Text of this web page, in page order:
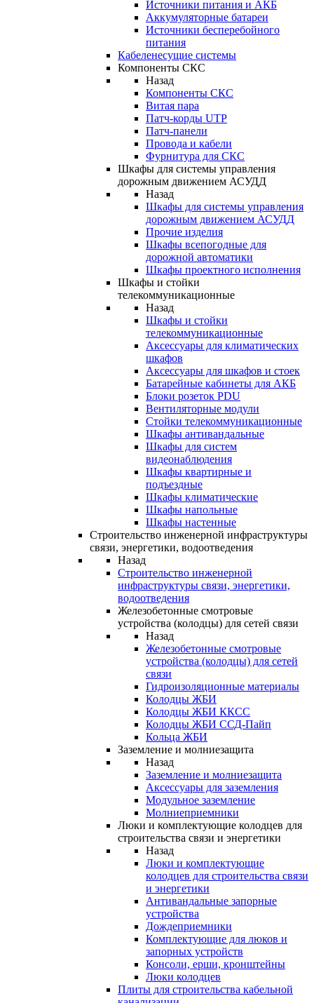
Источники питания и АКБ
Аккумуляторные батареи
Источники бесперебойного
питания
Кабеленесущие системы
Компоненты СКС
Назад
Компоненты СКС
Витая пара
Патч-корды UTP
Патч-панели
Провода и кабели
Фурнитура для СКС
Шкафы для системы управления
дорожным движением АСУДД
Назад
Шкафы для системы управления
дорожным движением АСУДД
Прочие изделия
Шкафы всепогодные для
дорожной автоматики
Шкафы проектного исполнения
Шкафы и стойки
телекоммуникационные
Назад
Шкафы и стойки
телекоммуникационные
Аксессуары для климатических
шкафов
Аксессуары для шкафов и стоек
Батарейные кабинеты для АКБ
Блоки розеток PDU
Вентиляторные модули
Стойки телекоммуникационные
Шкафы антивандальные
Шкафы для систем
видеонаблюдения
Шкафы квартирные и
подъездные
Шкафы климатические
Шкафы напольные
Шкафы настенные
Строительство инженерной инфраструктуры
связи, энергетики, водоотведения
Назад
Строительство инженерной
инфраструктуры связи, энергетики,
водоотведения
Железобетонные смотровые
устройства (колодцы) для сетей связи
Назад
Железобетонные смотровые
устройства (колодцы) для сетей
связи
Гидроизоляционные материалы
Колодцы ЖБИ
Колодцы ЖБИ ККСС
Колодцы ЖБИ ССД-Пайп
Кольца ЖБИ
Заземление и молниезащита
Назад
Заземление и молниезащита
Аксессуары для заземления
Модульное заземление
Молниеприемники
Люки и комплектующие колодцев для
строительства связи и энергетики
Назад
Люки и комплектующие
колодцев для строительства связи
и энергетики
Антивандальные запорные
устройства
Дождеприемники
Комплектующие для люков и
запорных устройств
Консоли, ерши, кронштейны
Люки колодцев
Плиты для строительства кабельной